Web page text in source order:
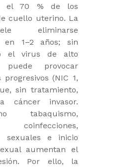
el 70 % de los
cuello uterino. La
eliminarse
en 1–2 años; sin
el virus de alto
puede provocar
(NIC 1,
sin tratamiento,
cáncer invasor.
tabaquismo,
coinfecciones,
sexuales e inicio
aumentan el
Por ello, la